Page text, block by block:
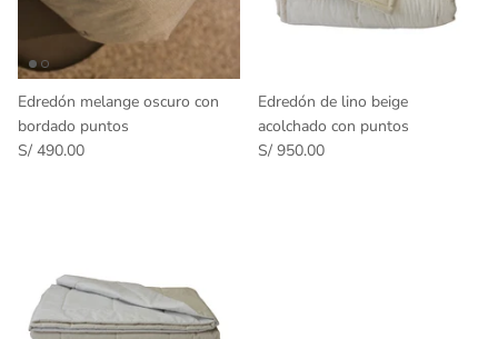
Edredón melange oscuro con
bordado puntos
S/ 490.00
Edredón de lino beige
acolchado con puntos
S/ 950.00